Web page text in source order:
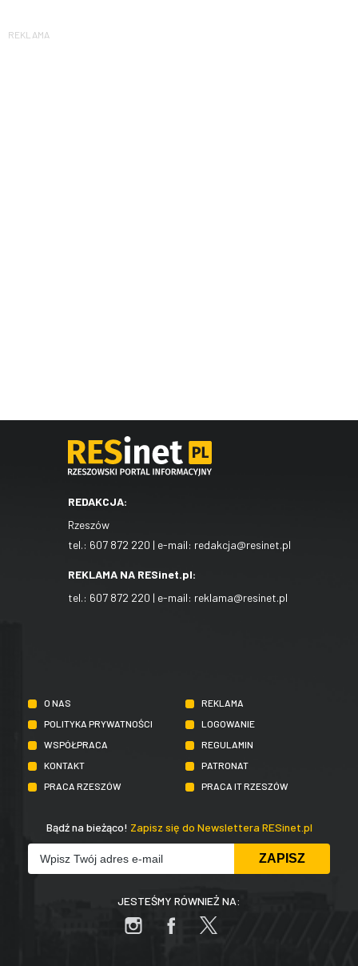
REKLAMA
REDAKCJA:
Rzeszów
tel.: 607 872 220 | e-mail: redakcja@resinet.pl
REKLAMA NA RESinet.pl:
tel.: 607 872 220 | e-mail: reklama@resinet.pl
O NAS
REKLAMA
POLITYKA PRYWATNOŚCI
LOGOWANIE
WSPÓŁPRACA
REGULAMIN
KONTAKT
PATRONAT
PRACA RZESZÓW
PRACA IT RZESZÓW
Bądź na bieżąco! Zapisz się do Newslettera RESinet.pl
JESTEŚMY RÓWNIEŻ NA: